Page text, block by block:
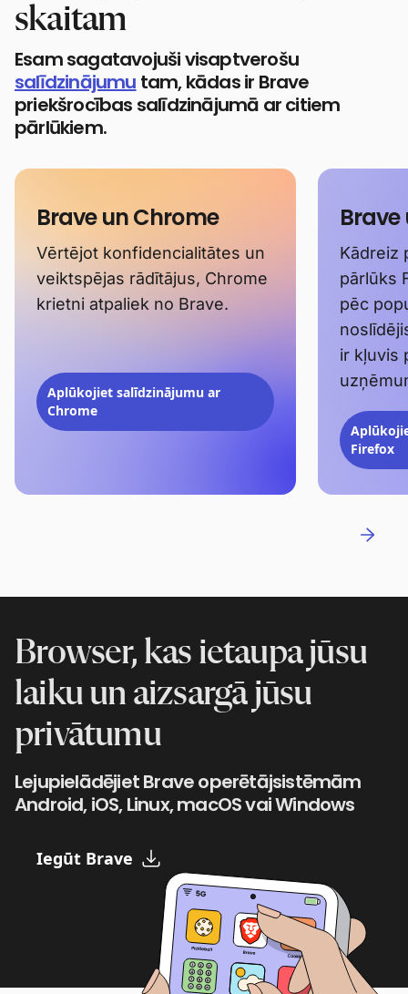
skaitam
Esam sagatavojuši visaptverošu
salīdzinājumu tam, kādas ir Brave
priekšrocības salīdzinājumā ar citiem
pārlūkiem.
Brave un Chrome
Vērtējot konfidencialitātes un
veiktspējas rādītājus, Chrome
krietni atpaliek no Brave.
Aplūkojiet salīdzinājumu ar
Chrome
Brave
Kādreiz
pārlūks
pēc
ir kļuvis
Firefox
Browser, kas ietaupa jūsu
laiku un aizsargā jūsu
privātumu
Lejupielādējiet Brave operētājsistēmām
Android, iOS, Linux, macOS vai Windows
Iegūt Brave